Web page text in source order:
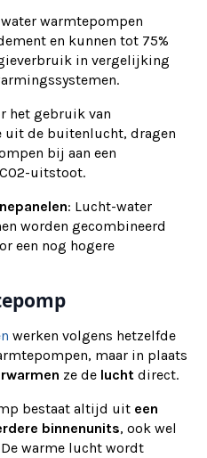
warmtepompen
en kunnen tot 75%
in vergelijking
het gebruik van
uit de buitenlucht, dragen
bij aan een
uitstoot.
: Lucht-water
worden gecombineerd
een nog hogere
werken volgens hetzelfde
maar in plaats
ze de lucht direct.
bestaat altijd uit een
binnenunits, ook wel
warme lucht wordt